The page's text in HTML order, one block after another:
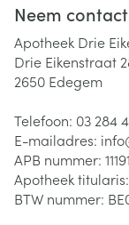
Neem
Apotheek Drie
Drie Eikenstraat
2650 Edegem
Telefoon: 03 284
E-mailadres:
APB nummer:
Apotheek titularis:
BTW nummer: